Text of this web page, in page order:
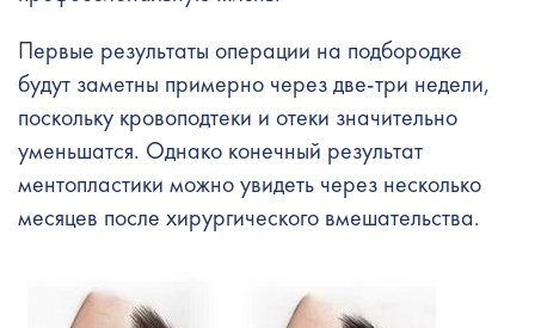
Первые результаты операции на подбородке
будут заметны примерно через две-три недели,
поскольку кровоподтеки и отеки значительно
уменьшатся. Однако конечный результат
ментопластики можно увидеть через несколько
месяцев после хирургического вмешательства.